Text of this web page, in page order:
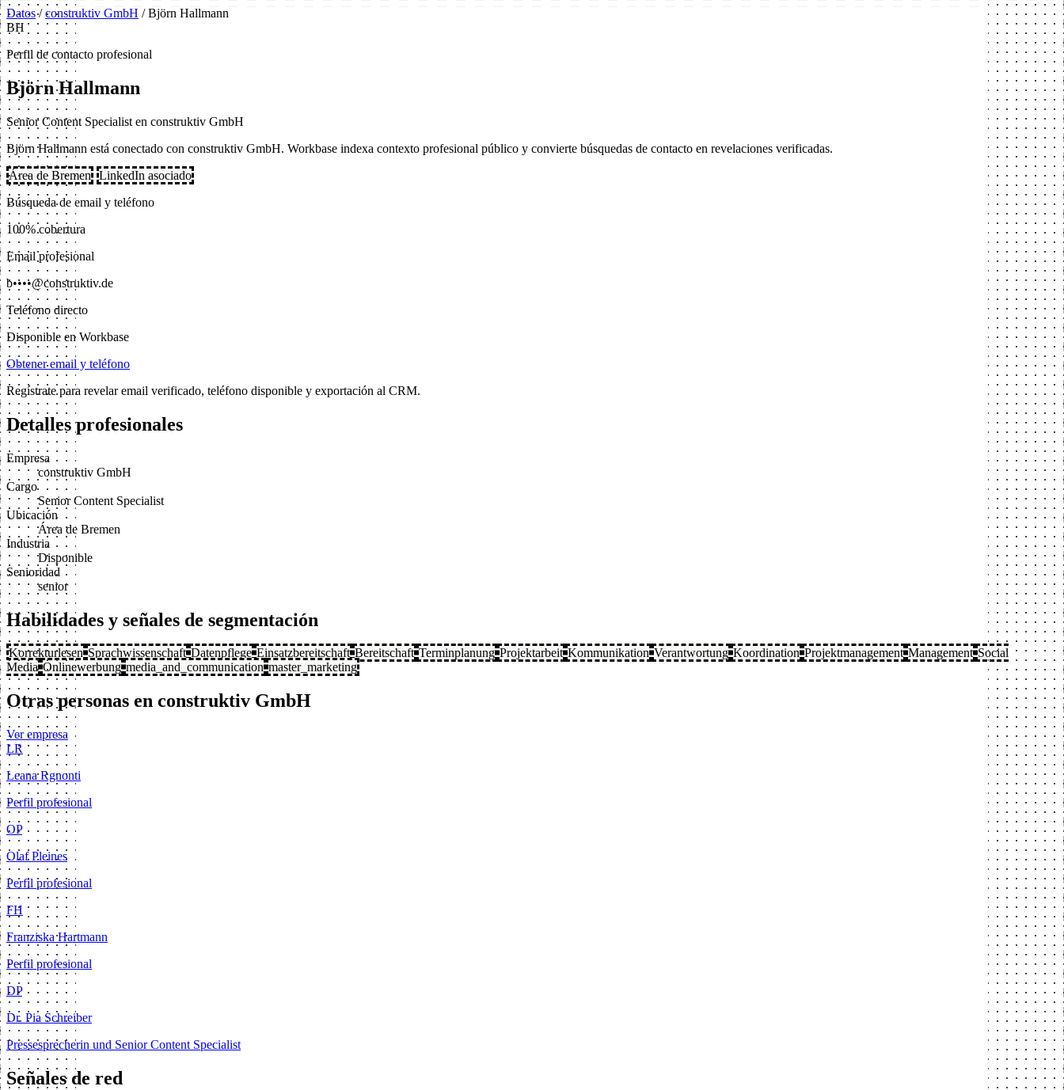
Datos / construktiv GmbH / Björn Hallmann
BH
Perfil de contacto profesional
Björn Hallmann
Senior Content Specialist en construktiv GmbH
Björn Hallmann está conectado con construktiv GmbH. Workbase indexa contexto profesional público y convierte búsquedas de contacto en revelaciones verificadas.
Área de Bremen
LinkedIn asociado
Búsqueda de email y teléfono
100% cobertura
Email profesional
b••••@construktiv.de
Teléfono directo
Disponible en Workbase
Obtener email y teléfono
Regístrate para revelar email verificado, teléfono disponible y exportación al CRM.
Detalles profesionales
Empresa
construktiv GmbH
Cargo
Senior Content Specialist
Ubicación
Área de Bremen
Industria
Disponible
Senioridad
senior
Habilidades y señales de segmentación
Korrekturlesen Sprachwissenschaft Datenpflege Einsatzbereitschaft Bereitschaft Terminplanung Projektarbeit Kommunikation Verantwortung Koordination Projektmanagement Management Social
Media Onlinewerbung media_and_communication master_marketing
Otras personas en construktiv GmbH
Ver empresa
LR
Leana Rgnonti
Perfil profesional
OP
Olaf Pleines
Perfil profesional
FH
Franziska Hartmann
Perfil profesional
DP
Dr. Pia Schreiber
Pressesprecherin und Senior Content Specialist
Señales de red